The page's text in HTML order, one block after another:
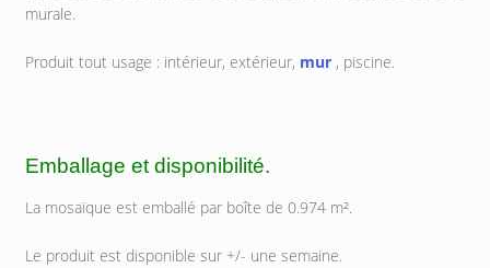
murale.
Produit tout usage : intérieur, extérieur, mur, piscine.
Emballage et disponibilité.
La mosaïque est emballé par boîte de 0.974 m².
Le produit est disponible sur +/- une semaine.